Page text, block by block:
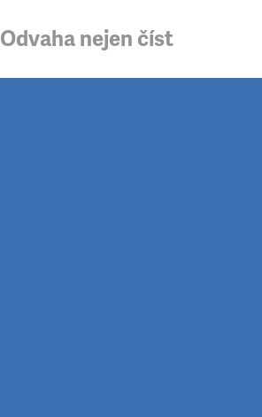
Odvaha nejen číst